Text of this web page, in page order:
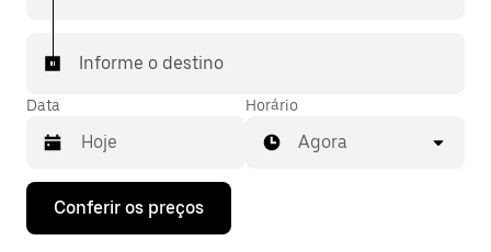
Informe o destino
Data
Pressione
seta
Horário
Agora
Conferir os preços